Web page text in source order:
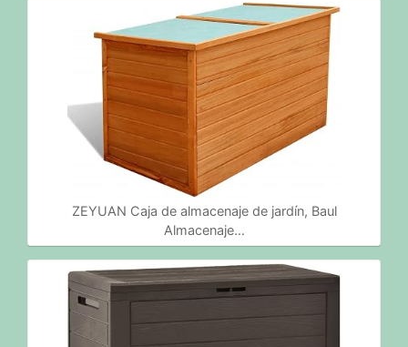
ZEYUAN Caja de almacenaje de jardín, Baul
Almacenaje…